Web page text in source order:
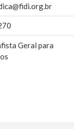
Geral para